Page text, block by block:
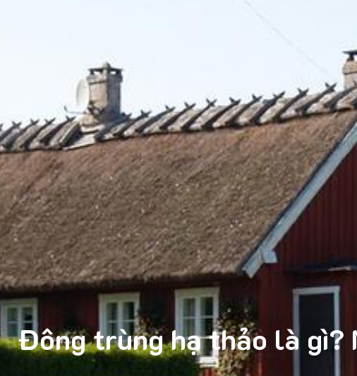
Đông trùng hạ thảo là gì?